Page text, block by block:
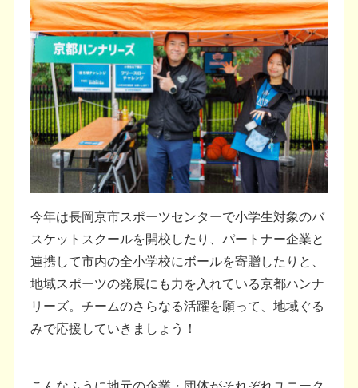
今年は長岡京市スポーツセンターで小学生対象のバ
スケットスクールを開校したり、パートナー企業と
連携して市内の全小学校にボールを寄贈したりと、
地域スポーツの発展にも力を入れている京都ハンナ
リーズ。チームのさらなる活躍を願って、地域ぐる
みで応援していきましょう！